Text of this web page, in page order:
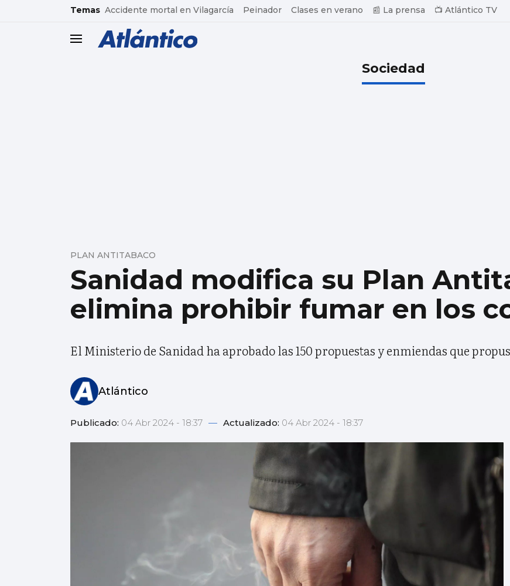
common.go-to-content
Temas Accidente mortal en Vilagarcía Peinador Clases en verano 📰 La prensa 📺 Atlántico TV
header.menu.open
Sociedad
Sanidad modifica su Plan
elimina prohibir fumar en los
PLAN ANTITABACO
El Ministerio de Sanidad ha aprobado las 150 propuestas y enmiendas que
Atlántico
Publicado: 04 Abr 2024 - 18:37 — Actualizado: 04 Abr 2024 - 18:37